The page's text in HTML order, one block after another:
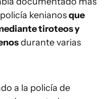
kenianosque
tiroteos y
durante varias
a la policía de